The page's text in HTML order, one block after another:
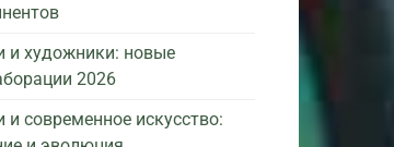
и художники: новые
2026
и современное искусство: